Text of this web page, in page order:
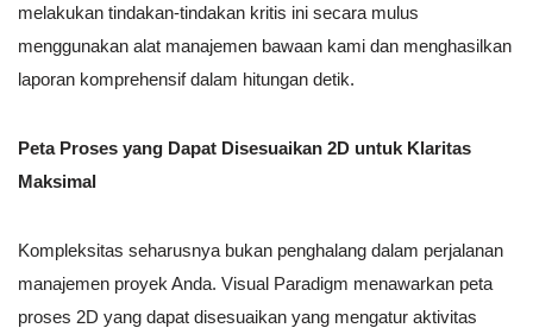
melakukan tindakan-tindakan kritis ini secara mulus
menggunakan alat manajemen bawaan kami dan menghasilkan
laporan komprehensif dalam hitungan detik.
Peta Proses yang Dapat Disesuaikan 2D untuk Klaritas
Maksimal
Kompleksitas seharusnya bukan penghalang dalam perjalanan
manajemen proyek Anda. Visual Paradigm menawarkan peta
proses 2D yang dapat disesuaikan yang mengatur aktivitas